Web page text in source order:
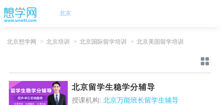
北京
北京想学网 > 北京培训 > 北京国际留学培训 > 北京美国留学培训
北京留学生稳学分辅导
授课机构: 北京万能班长留学生辅导